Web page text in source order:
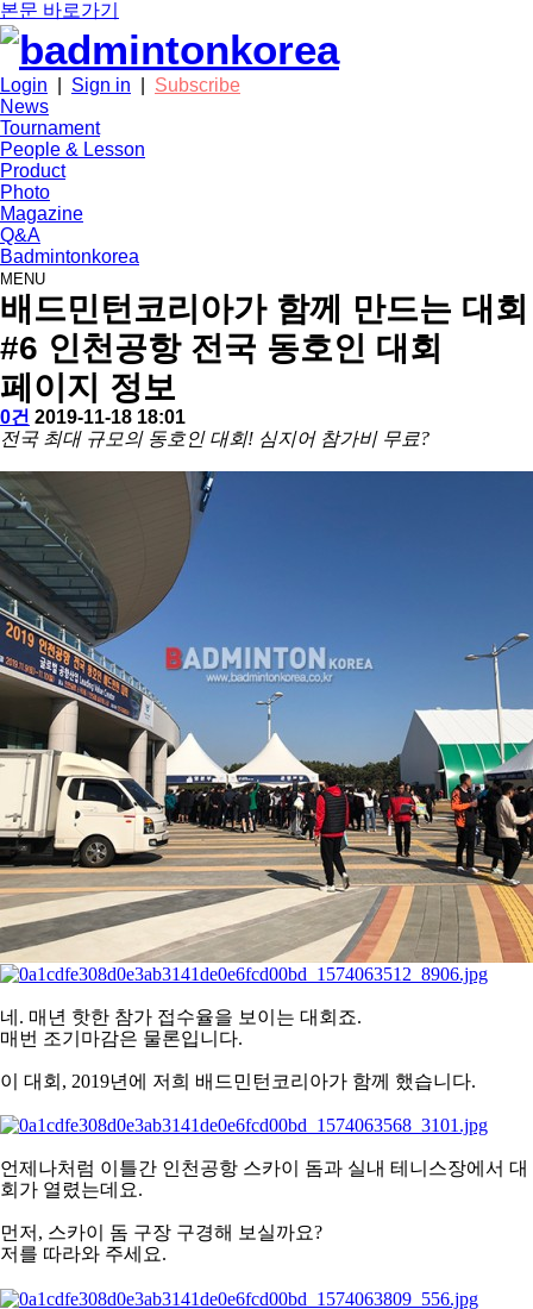
본문 바로가기
Login Sign in
Subscribe
News
Tournament
People & Lesson
Product
Photo
Magazine
Q&A
Badmintonkorea
MENU
배드민턴코리아가 함께 만드는 대회
#6 인천공항 전국 동호인 대회
페이지 정보
작
성
배
드
턴
코
리
아
댓
글
0건 작
성
2019-11-18 18:01
본
문
전국 최대 규모의 동호인 대회! 심지어 참가비 무료?
네. 매년 핫한 참가 접수율을 보이는 대회죠.
매번 조기마감은 물론입니다.
이 대회, 2019년에 저희 배드민턴코리아가 함께 했습니다.
언제나처럼 이틀간 인천공항 스카이 돔과 실내 테니스장에서 대
회가 열렸는데요.
먼저, 스카이 돔 구장 구경해 보실까요?
저를 따라와 주세요.